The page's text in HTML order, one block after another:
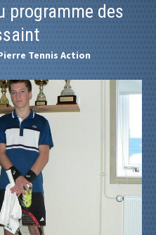
programme des
Tennis Action